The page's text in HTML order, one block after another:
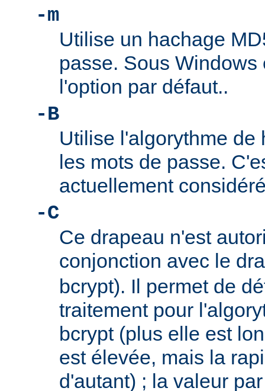
-m
Utilise un hachage
passe. Sous Windows
l'option par défaut..
-B
Utilise l'algorythme de
les mots de passe.
actuellement
-C
Ce drapeau n'est
conjonction avec le
bcrypt). Il permet de
traitement pour
bcrypt (plus elle est
est élevée, mais la
d'autant) ; la valeur